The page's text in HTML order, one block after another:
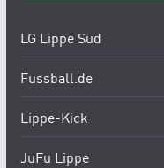
LG Lippe Süd
Fussball.de
Lippe-Kick
JuFu Lippe